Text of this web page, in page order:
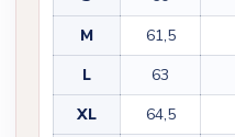
M
61,5
L
63
XL
64,5